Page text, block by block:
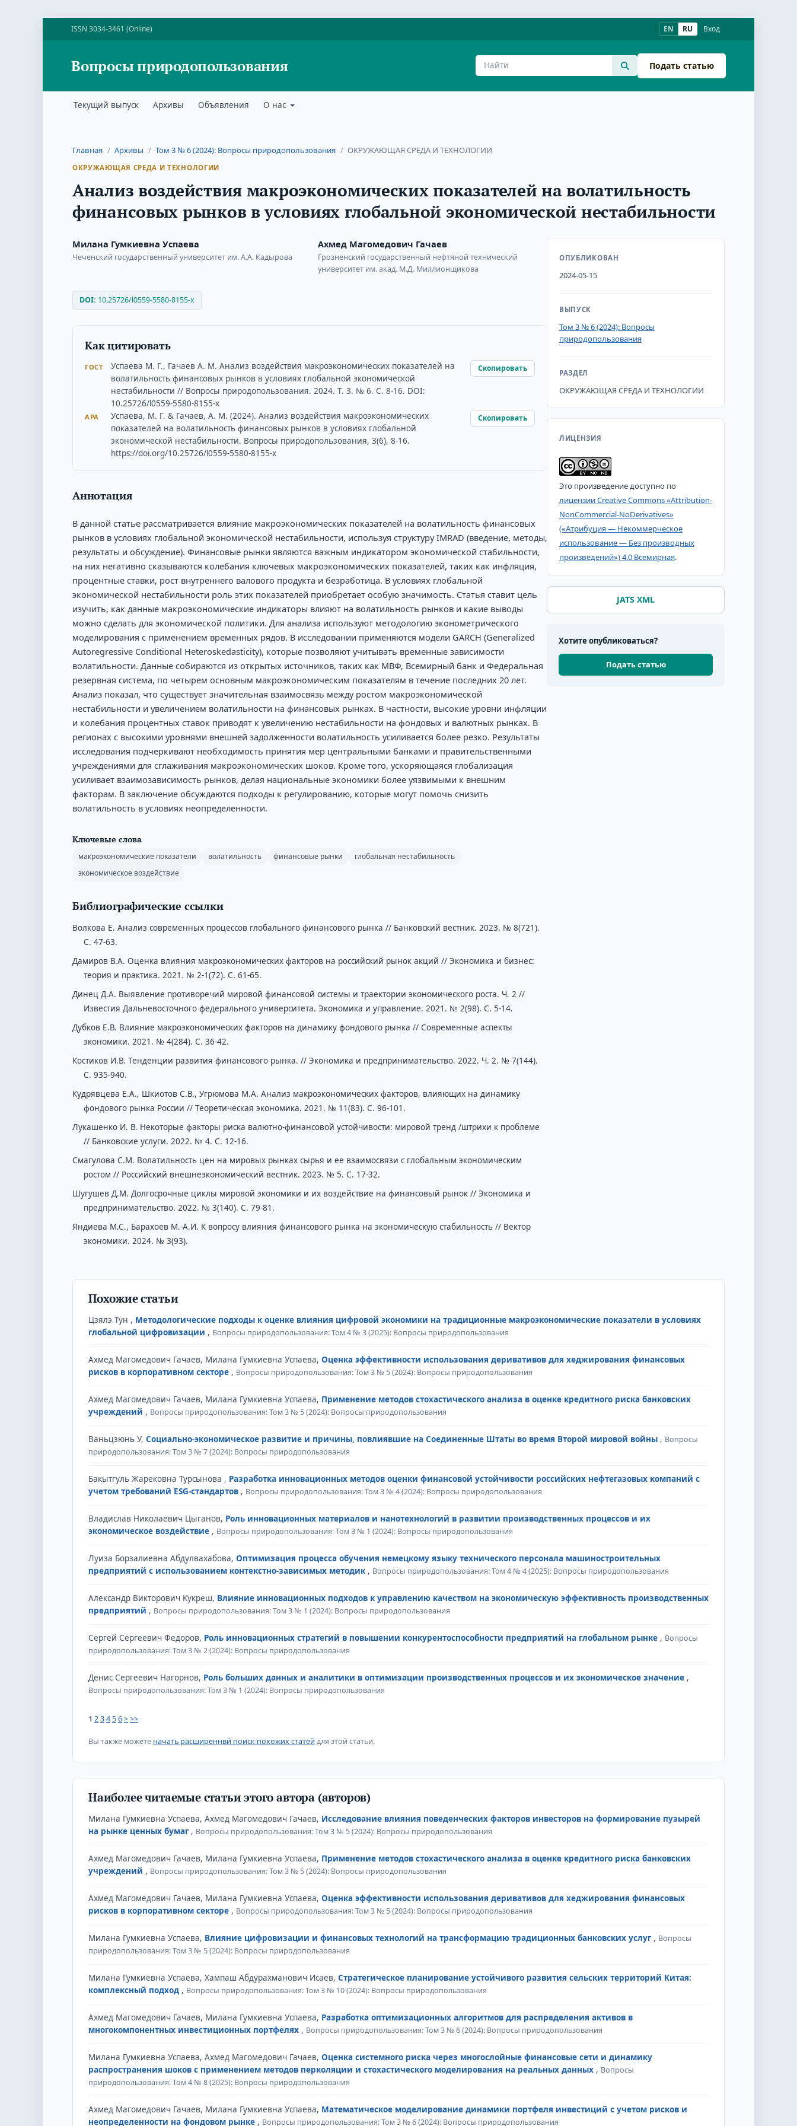
ISSN 3034-3461 (Online) EN RU Вход
Вопросы природопользования Подать статью
Текущий выпуск Архивы Объявления О нас
Главная / Архивы / Том 3 № 6 (2024): Вопросы природопользования / ОКРУЖАЮЩАЯ СРЕДА И ТЕХНОЛОГИИ
ОКРУЖАЮЩАЯ СРЕДА И ТЕХНОЛОГИИ
Анализ воздействия макроэкономических показателей на волатильность
финансовых рынков в условиях глобальной экономической нестабильности
Милана Гумкиевна Успаева
Чеченский государственный университет им. А.А. Кадырова
Ахмед Магомедович Гачаев
Грозненский государственный нефтяной технический
университет им. акад. М.Д. Миллионщикова
DOI: 10.25726/l0559-5580-8155-x
Как цитировать
ГОСТ
Успаева М. Г., Гачаев А. М. Анализ воздействия макроэкономических показателей на
волатильность финансовых рынков в условиях глобальной экономической
нестабильности // Вопросы природопользования. 2024. Т. 3. № 6. С. 8-16. DOI:
10.25726/l0559-5580-8155-x
Скопировать
APA
Успаева, М. Г. & Гачаев, А. М. (2024). Анализ воздействия макроэкономических
показателей на волатильность финансовых рынков в условиях глобальной
экономической нестабильности. Вопросы природопользования, 3(6), 8-16.
https://doi.org/10.25726/l0559-5580-8155-x
Скопировать
Аннотация
В данной статье рассматривается влияние макроэкономических показателей на волатильность финансовых
рынков в условиях глобальной экономической нестабильности, используя структуру IMRAD (введение, методы,
результаты и обсуждение). Финансовые рынки являются важным индикатором экономической стабильности,
на них негативно сказываются колебания ключевых макроэкономических показателей, таких как инфляция,
процентные ставки, рост внутреннего валового продукта и безработица. В условиях глобальной
экономической нестабильности роль этих показателей приобретает особую значимость. Статья ставит цель
изучить, как данные макроэкономические индикаторы влияют на волатильность рынков и какие выводы
можно сделать для экономической политики. Для анализа используют методологию эконометрического
моделирования с применением временных рядов. В исследовании применяются модели GARCH (Generalized
Autoregressive Conditional Heteroskedasticity), которые позволяют учитывать временные зависимости
волатильности. Данные собираются из открытых источников, таких как МВФ, Всемирный банк и Федеральная
резервная система, по четырем основным макроэкономическим показателям в течение последних 20 лет.
Анализ показал, что существует значительная взаимосвязь между ростом макроэкономической
нестабильности и увеличением волатильности на финансовых рынках. В частности, высокие уровни инфляции
и колебания процентных ставок приводят к увеличению нестабильности на фондовых и валютных рынках. В
регионах с высокими уровнями внешней задолженности волатильность усиливается более резко. Результаты
исследования подчеркивают необходимость принятия мер центральными банками и правительственными
учреждениями для сглаживания макроэкономических шоков. Кроме того, ускоряющаяся глобализация
усиливает взаимозависимость рынков, делая национальные экономики более уязвимыми к внешним
факторам. В заключение обсуждаются подходы к регулированию, которые могут помочь снизить
волатильность в условиях неопределенности.
Ключевые слова
макроэкономические показатели волатильность финансовые рынки
глобальная нестабильность
экономическое воздействие
Библиографические ссылки
Волкова Е. Анализ современных процессов глобального финансового рынка // Банковский вестник. 2023. № 8(721).
С. 47-63.
Дамиров В.А. Оценка влияния макроэкономических факторов на российский рынок акций // Экономика и бизнес:
теория и практика. 2021. № 2-1(72). С. 61-65.
Динец Д.А. Выявление противоречий мировой финансовой системы и траектории экономического роста. Ч. 2 //
Известия Дальневосточного федерального университета. Экономика и управление. 2021. № 2(98). С. 5-14.
Дубков Е.В. Влияние макроэкономических факторов на динамику фондового рынка // Современные аспекты
экономики. 2021. № 4(284). С. 36-42.
Костиков И.В. Тенденции развития финансового рынка. // Экономика и предпринимательство. 2022. Ч. 2. № 7(144).
С. 935-940.
Кудрявцева Е.А., Шкиотов С.В., Угрюмова М.А. Анализ макроэкономических факторов, влияющих на динамику
фондового рынка России // Теоретическая экономика. 2021. № 11(83). С. 96-101.
Лукашенко И. В. Некоторые факторы риска валютно-финансовой устойчивости: мировой тренд /штрихи к проблеме
// Банковские услуги. 2022. № 4. С. 12-16.
Смагулова С.М. Волатильность цен на мировых рынках сырья и ее взаимосвязи с глобальным экономическим
ростом // Российский внешнеэкономический вестник. 2023. № 5. С. 17-32.
Шугушев Д.М. Долгосрочные циклы мировой экономики и их воздействие на финансовый рынок // Экономика и
предпринимательство. 2022. № 3(140). С. 79-81.
Яндиева М.С., Барахоев М.-А.И. К вопросу влияния финансового рынка на экономическую стабильность // Вектор
экономики. 2024. № 3(93).
ОПУБЛИКОВАН
2024-05-15
ВЫПУСК
Том 3 № 6 (2024): Вопросы
природопользования
РАЗДЕЛ
ОКРУЖАЮЩАЯ СРЕДА И ТЕХНОЛОГИИ
ЛИЦЕНЗИЯ
Это произведение доступно по
лицензии Creative Commons «Attribution-
NonCommercial-NoDerivatives»
(«Атрибуция — Некоммерческое
использование — Без производных
произведений») 4.0 Всемирная.
JATS XML
Хотите опубликоваться?
Подать статью
Похожие статьи
Цзялэ Тун , Методологические подходы к оценке влияния цифровой экономики на традиционные макроэкономические показатели в условиях
глобальной цифровизации , Вопросы природопользования: Том 4 № 3 (2025): Вопросы природопользования
Ахмед Магомедович Гачаев, Милана Гумкиевна Успаева, Оценка эффективности использования деривативов для хеджирования финансовых
рисков в корпоративном секторе , Вопросы природопользования: Том 3 № 5 (2024): Вопросы природопользования
Ахмед Магомедович Гачаев, Милана Гумкиевна Успаева, Применение методов стохастического анализа в оценке кредитного риска банковских
учреждений , Вопросы природопользования: Том 3 № 5 (2024): Вопросы природопользования
Ваньцзюнь У, Социально-экономическое развитие и причины, повлиявшие на Соединенные Штаты во время Второй мировой войны , Вопросы
природопользования: Том 3 № 7 (2024): Вопросы природопользования
Бакытгуль Жарековна Турсынова , Разработка инновационных методов оценки финансовой устойчивости российских нефтегазовых компаний с
учетом требований ESG-стандартов , Вопросы природопользования: Том 3 № 4 (2024): Вопросы природопользования
Владислав Николаевич Цыганов, Роль инновационных материалов и нанотехнологий в развитии производственных процессов и их
экономическое воздействие , Вопросы природопользования: Том 3 № 1 (2024): Вопросы природопользования
Луиза Борзалиевна Абдулвахабова, Оптимизация процесса обучения немецкому языку технического персонала машиностроительных
предприятий с использованием контекстно-зависимых методик , Вопросы природопользования: Том 4 № 4 (2025): Вопросы природопользования
Александр Викторович Кукреш, Влияние инновационных подходов к управлению качеством на экономическую эффективность производственных
предприятий , Вопросы природопользования: Том 3 № 1 (2024): Вопросы природопользования
Сергей Сергеевич Федоров, Роль инновационных стратегий в повышении конкурентоспособности предприятий на глобальном рынке , Вопросы
природопользования: Том 3 № 2 (2024): Вопросы природопользования
Денис Сергеевич Нагорнов, Роль больших данных и аналитики в оптимизации производственных процессов и их экономическое значение ,
Вопросы природопользования: Том 3 № 1 (2024): Вопросы природопользования
1 23456>>>
Вы также можете начать расширеннвй поиск похожих статей для этой статьи.
Наиболее читаемые статьи этого автора (авторов)
Милана Гумкиевна Успаева, Ахмед Магомедович Гачаев, Исследование влияния поведенческих факторов инвесторов на формирование пузырей
на рынке ценных бумаг , Вопросы природопользования: Том 3 № 5 (2024): Вопросы природопользования
Ахмед Магомедович Гачаев, Милана Гумкиевна Успаева, Применение методов стохастического анализа в оценке кредитного риска банковских
учреждений , Вопросы природопользования: Том 3 № 5 (2024): Вопросы природопользования
Ахмед Магомедович Гачаев, Милана Гумкиевна Успаева, Оценка эффективности использования деривативов для хеджирования финансовых
рисков в корпоративном секторе , Вопросы природопользования: Том 3 № 5 (2024): Вопросы природопользования
Милана Гумкиевна Успаева, Влияние цифровизации и финансовых технологий на трансформацию традиционных банковских услуг , Вопросы
природопользования: Том 3 № 5 (2024): Вопросы природопользования
Милана Гумкиевна Успаева, Хампаш Абдурахманович Исаев, Стратегическое планирование устойчивого развития сельских территорий Китая:
комплексный подход , Вопросы природопользования: Том 3 № 10 (2024): Вопросы природопользования
Ахмед Магомедович Гачаев, Милана Гумкиевна Успаева, Разработка оптимизационных алгоритмов для распределения активов в
многокомпонентных инвестиционных портфелях , Вопросы природопользования: Том 3 № 6 (2024): Вопросы природопользования
Милана Гумкиевна Успаева, Ахмед Магомедович Гачаев, Оценка системного риска через многослойные финансовые сети и динамику
распространения шоков с применением методов перколяции и стохастического моделирования на реальных данных , Вопросы
природопользования: Том 4 № 8 (2025): Вопросы природопользования
Ахмед Магомедович Гачаев, Милана Гумкиевна Успаева, Математическое моделирование динамики портфеля инвестиций с учетом рисков и
неопределенности на фондовом рынке , Вопросы природопользования: Том 3 № 6 (2024): Вопросы природопользования